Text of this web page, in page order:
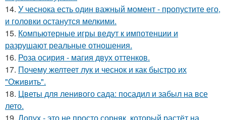
14. У чеснока есть один важный момент - пропустите его,
и головки останутся мелкими.
15. Компьютерные игры ведут к импотенции и
разрушают реальные отношения.
16. Роза осирия - магия двух оттенков.
17. Почему желтеет лук и чеснок и как быстро их
"Оживить".
18. Цветы для ленивого сада: посадил и забыл на все
лето.